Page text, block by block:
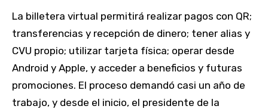
La billetera virtual permitirá realizar pagos con QR;
transferencias y recepción de dinero; tener alias y
CVU propio; utilizar tarjeta física; operar desde
Android y Apple, y acceder a beneficios y futuras
promociones. El proceso demandó casi un año de
trabajo, y desde el inicio, el presidente de la